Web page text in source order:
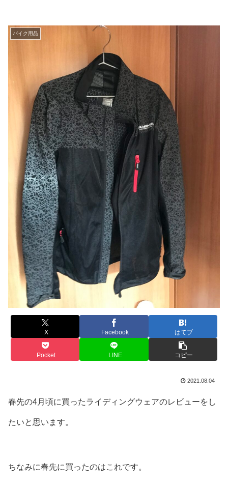
バイク用品
X Facebook はてブ
Pocket LINE コピー
2021.08.04
春先の4月頃に買ったライディングウェアのレビューをし
たいと思います。
ちなみに春先に買ったのはこれです。